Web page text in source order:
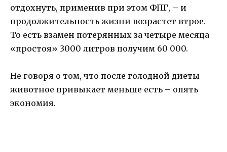
отдохнуть, применив при этом ФПГ, – и
продолжительность жизни возрастет втрое.
То есть взамен потерянных за четыре месяца
«простоя» 3000 литров получим 60 000.
Не говоря о том, что после голодной диеты
животное привыкает меньше есть – опять
экономия.